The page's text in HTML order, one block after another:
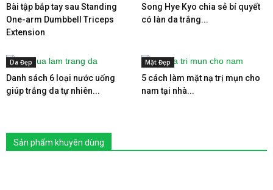
Bài tập bắp tay sau Standing
One-arm Dumbbell Triceps
Extension
Song Hye Kyo chia sẻ bí quyết
có làn da trắng...
Da Đẹp
Danh sách 6 loại nước uống
giúp trắng da tự nhiên...
Mặt Đẹp
5 cách làm mặt nạ trị mụn cho
nam tại nhà...
Sản phẩm khuyên dùng